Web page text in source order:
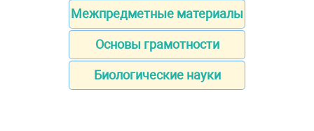
Межпредметные материалы
Основы грамотности
Биологические науки